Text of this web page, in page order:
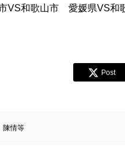
VS和歌山市 愛媛県VS和
Post
陳情等